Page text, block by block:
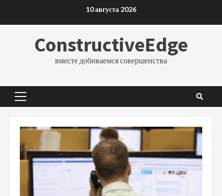
10 августа 2026
ConstructiveEdge
вместе добиваемся совершенства
Основное